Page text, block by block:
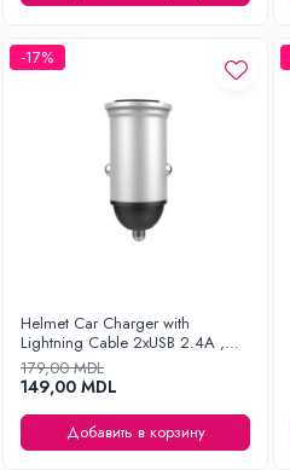
-17%
Helmet Car Charger with
Lightning Cable 2xUSB 2.4A ,
Silver
179,00 MDL
149,00 MDL
Добавить в корзину